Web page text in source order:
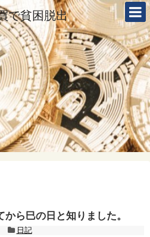
で貧困脱出
から巳の日と知りました。
日記